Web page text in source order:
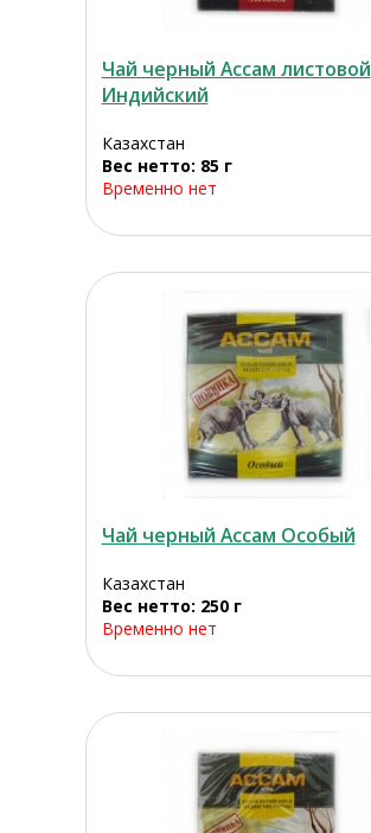
Чай черный Ассам листовой
Индийский
Казахстан
Вес нетто: 85 г
Временно нет
Чай черный Ассам Особый
Казахстан
Вес нетто: 250 г
Временно нет